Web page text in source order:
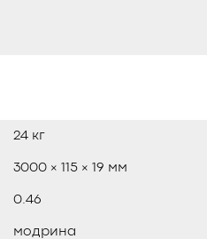
24 кг
3000 × 115 × 19 мм
0.46
модрина